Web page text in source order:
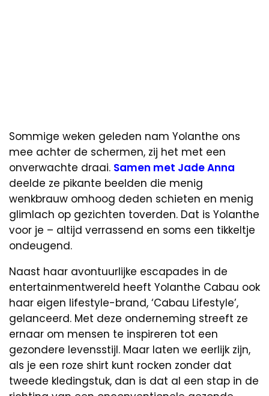
Sommige weken geleden nam Yolanthe ons
mee achter de schermen, zij het met een
onverwachte draai. Samen met Jade Anna
deelde ze pikante beelden die menig
wenkbrauw omhoog deden schieten en menig
glimlach op gezichten toverden. Dat is Yolanthe
voor je – altijd verrassend en soms een tikkeltje
ondeugend.
Naast haar avontuurlijke escapades in de
entertainmentwereld heeft Yolanthe Cabau ook
haar eigen lifestyle-brand, ‘Cabau Lifestyle’,
gelanceerd. Met deze onderneming streeft ze
ernaar om mensen te inspireren tot een
gezondere levensstijl. Maar laten we eerlijk zijn,
als je een roze shirt kunt rocken zonder dat
tweede kledingstuk, dan is dat al een stap in de